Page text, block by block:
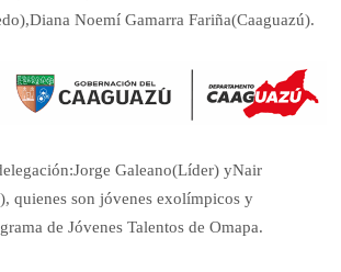
Noemí Gamarra Fariña(Caaguazú).
Galeano(Líder) yNair
quienes son jóvenes exolímpicos y
de Jóvenes Talentos de Omapa.